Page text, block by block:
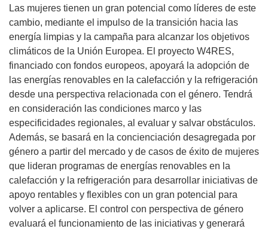
Las mujeres tienen un gran potencial como líderes de este
cambio, mediante el impulso de la transición hacia las
energía limpias y la campaña para alcanzar los objetivos
climáticos de la Unión Europea. El proyecto W4RES,
financiado con fondos europeos, apoyará la adopción de
las energías renovables en la calefacción y la refrigeración
desde una perspectiva relacionada con el género. Tendrá
en consideración las condiciones marco y las
especificidades regionales, al evaluar y salvar obstáculos.
Además, se basará en la concienciación desagregada por
género a partir del mercado y de casos de éxito de mujeres
que lideran programas de energías renovables en la
calefacción y la refrigeración para desarrollar iniciativas de
apoyo rentables y flexibles con un gran potencial para
volver a aplicarse. El control con perspectiva de género
evaluará el funcionamiento de las iniciativas y generará